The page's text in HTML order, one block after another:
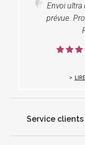
Envoi ultra
prévue.
Service clients